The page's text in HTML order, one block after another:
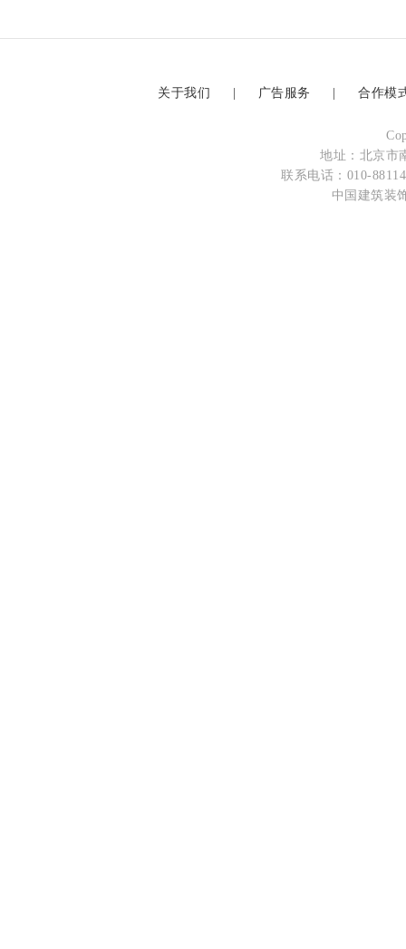
关于我们 广告服务 合作模
地址：北京市
联系电话：010-
中国建筑